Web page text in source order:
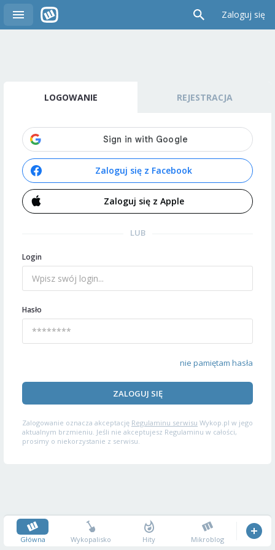
Zaloguj się
LOGOWANIE REJESTRACJA
Zaloguj się z Facebook
Zaloguj się z Apple
LUB
Login
Hasło
nie pamiętam hasła
ZALOGUJ SIĘ
Zalogowanie oznacza akceptację Regulaminu serwisu Wykop.pl w jego
aktualnym brzmieniu. Jeśli nie akceptujesz Regulaminu w całości,
prosimy o niekorzystanie z serwisu.
Główna Wykopalisko Hity Mikroblog